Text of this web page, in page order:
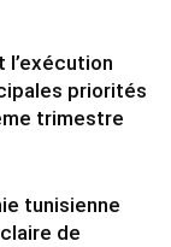
l’exécution
priorités
trimestre
tunisienne
de